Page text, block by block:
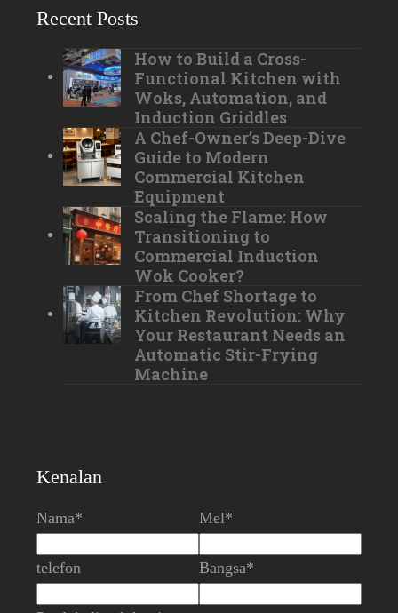
Recent Posts
How to Build a Cross-
Functional Kitchen with
Woks, Automation, and
Induction Griddles
A Chef-Owner’s Deep-Dive
Guide to Modern
Commercial Kitchen
Equipment
Scaling the Flame: How
Transitioning to
Commercial Induction
Wok Cooker?
From Chef Shortage to
Kitchen Revolution: Why
Your Restaurant Needs an
Automatic Stir-Frying
Machine
Kenalan
Nama* Mel*
telefon Bangsa*